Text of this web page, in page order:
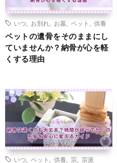
いつ お別れ お墓 ペット 供養
ペットの遺骨をそのままにし
ていませんか？納骨が心を軽
くする理由
いつ ペット 供養 宗 宗派